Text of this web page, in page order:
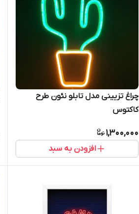
چراغ تزیینی مدل تابلو نئون طرح
کاکتوس
1,300,000
افزودن به سبد